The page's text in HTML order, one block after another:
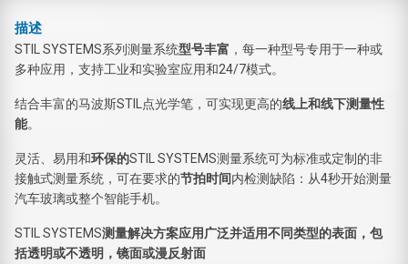
描述
STIL SYSTEMS系列测量系统型号丰富 ，每一种型号专用于一种或
多种应用，支持工业和实验室应用和24/7模式。
结合丰富的马波斯STIL点光学笔，可实现更高的线上和线下测量性
能。
灵活、易用和环保的STIL SYSTEMS测量系统可为标准或定制的非
接触式测量系统，可在要求的节拍时间内检测缺陷：从4秒开始测量
汽车玻璃或整个智能手机。
STIL SYSTEMS测量解决方案应用广泛并适用不同类型的表面，包
括透明或不透明，镜面或漫反射面